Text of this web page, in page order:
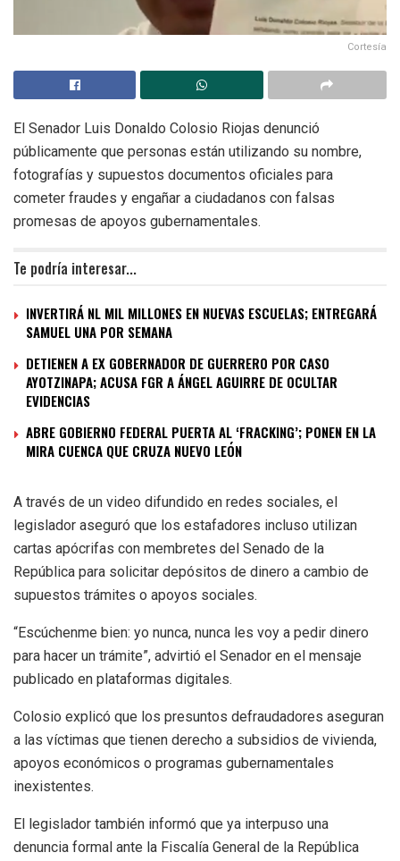
Cortesía
El Senador Luis Donaldo Colosio Riojas denunció
públicamente que personas están utilizando su nombre,
fotografías y supuestos documentos oficiales para
cometer fraudes y engañar a ciudadanos con falsas
promesas de apoyos gubernamentales.
Te podría interesar...
INVERTIRÁ NL MIL MILLONES EN NUEVAS ESCUELAS; ENTREGARÁ
SAMUEL UNA POR SEMANA
DETIENEN A EX GOBERNADOR DE GUERRERO POR CASO
AYOTZINAPA; ACUSA FGR A ÁNGEL AGUIRRE DE OCULTAR
EVIDENCIAS
ABRE GOBIERNO FEDERAL PUERTA AL ‘FRACKING’; PONEN EN LA
MIRA CUENCA QUE CRUZA NUEVO LEÓN
A través de un video difundido en redes sociales, el
legislador aseguró que los estafadores incluso utilizan
cartas apócrifas con membretes del Senado de la
República para solicitar depósitos de dinero a cambio de
supuestos trámites o apoyos sociales.
“Escúchenme bien: yo nunca, nunca les voy a pedir dinero
para hacer un trámite”, advirtió el Senador en el mensaje
publicado en plataformas digitales.
Colosio explicó que los presuntos defraudadores aseguran
a las víctimas que tienen derecho a subsidios de vivienda,
apoyos económicos o programas gubernamentales
inexistentes.
El legislador también informó que ya interpuso una
denuncia formal ante la Fiscalía General de la República